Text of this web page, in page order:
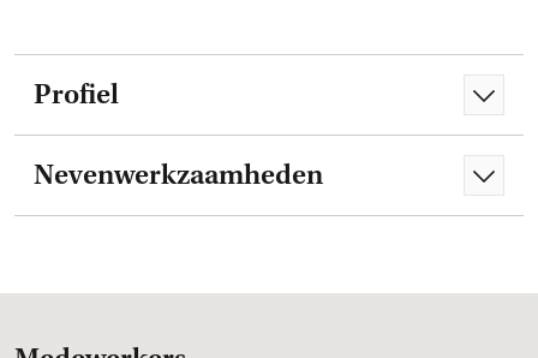
Profiel
Nevenwerkzaamheden